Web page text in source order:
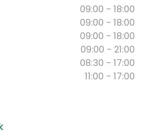
09:00 - 18:00
09:00 - 18:00
09:00 - 18:00
09:00 - 21:00
08:30 - 17:00
11:00 - 17:00